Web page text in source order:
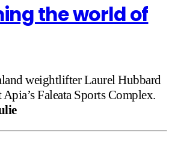
the world of
weightlifter Laurel Hubbard
Faleata Sports Complex.